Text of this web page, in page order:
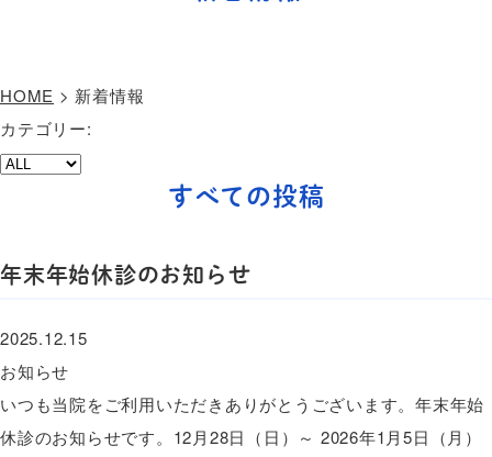
HOME > 新着情報
カテゴリー:
すべての投稿
年末年始休診のお知らせ
2025.12.15
お知らせ
いつも当院をご利用いただきありがとうございます。年末年始
休診のお知らせです。12月28日（日）～ 2026年1月5日（月）